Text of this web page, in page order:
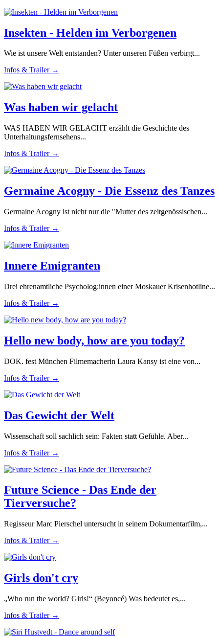
Insekten - Helden im Verborgenen
Wie ist unsere Welt entstanden? Unter unseren Füßen verbirgt...
Infos & Trailer →
Was haben wir gelacht
WAS HABEN WIR GELACHT erzählt die Geschichte des
Unterhaltungsfernsehens...
Infos & Trailer →
Germaine Acogny - Die Essenz des Tanzes
Germaine Acogny ist nicht nur die "Mutter des zeitgenössischen...
Infos & Trailer →
Innere Emigranten
Drei ehrenamtliche Psycholog:innen einer Moskauer Krisenhotline...
Infos & Trailer →
Hello new body, how are you today?
DOK. fest München Filmemacherin Laura Kansy ist eine von...
Infos & Trailer →
Das Gewicht der Welt
Wissenschaft soll sachlich sein: Fakten statt Gefühle. Aber...
Infos & Trailer →
Future Science - Das Ende der
Tierversuche?
Regisseur Marc Pierschel untersucht in seinem Dokumentarfilm,...
Infos & Trailer →
Girls don't cry
„Who run the world? Girls!“ (Beyoncé) Was bedeutet es,...
Infos & Trailer →